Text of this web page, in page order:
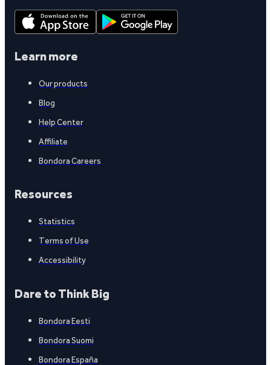
Learn more
Our products
Blog
Help Center
Affiliate
Bondora Careers
Resources
Statistics
Terms of Use
Accessibility
Dare to Think Big
Bondora Eesti
Bondora Suomi
Bondora España